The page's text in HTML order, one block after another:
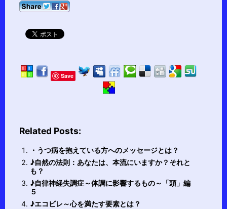
Save
Related Posts:
・うつ病を抱えている方へのメッセージとは？
♪自然の法則：あなたは、本流にいますか？それと
も？
♪自律神経失調症～体調に影響するもの～「頭」編
５
♪エコビレ～心を満たす要素とは？